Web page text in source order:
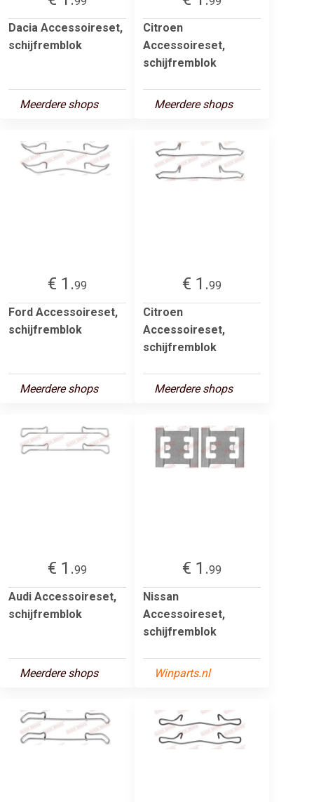
Dacia Accessoireset,
schijfremblok
Meerdere shops
Citroen
Accessoireset,
schijfremblok
Meerdere shops
€ 1.99
Ford Accessoireset,
schijfremblok
Meerdere shops
€ 1.99
Citroen
Accessoireset,
schijfremblok
Meerdere shops
€ 1.99
Audi Accessoireset,
schijfremblok
Meerdere shops
€ 1.99
Nissan
Accessoireset,
schijfremblok
Winparts.nl